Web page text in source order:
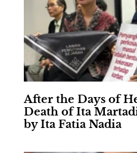
After the Days of
Death of Ita
by Ita Fatia Nadia